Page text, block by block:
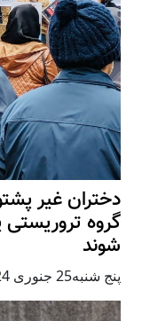
دختران غیر
گروه
شوند
پنج شنبه25 جنوری 2024